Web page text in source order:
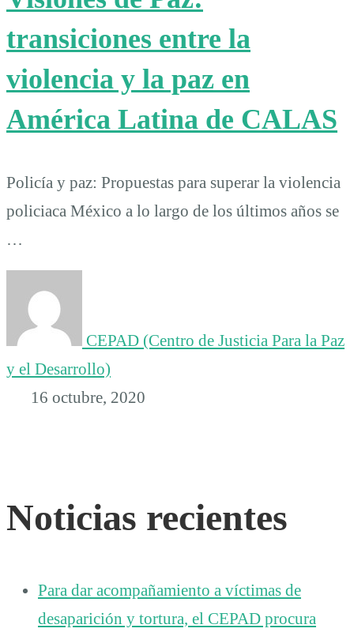
transiciones entre la
violencia y la paz en
América Latina de CALAS
Policía y paz: Propuestas para superar la violencia
policiaca México a lo largo de los últimos años se
…
CEPAD (Centro de Justicia Para la Paz
y el Desarrollo)
16 octubre, 2020
Noticias recientes
Para dar acompañamiento a víctimas de
desaparición y tortura, el CEPAD procura